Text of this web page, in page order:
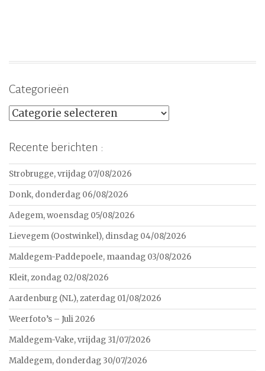
Categorieën
Categorieën
Recente berichten :
Strobrugge, vrijdag 07/08/2026
Donk, donderdag 06/08/2026
Adegem, woensdag 05/08/2026
Lievegem (Oostwinkel), dinsdag 04/08/2026
Maldegem-Paddepoele, maandag 03/08/2026
Kleit, zondag 02/08/2026
Aardenburg (NL), zaterdag 01/08/2026
Weerfoto’s – Juli 2026
Maldegem-Vake, vrijdag 31/07/2026
Maldegem, donderdag 30/07/2026